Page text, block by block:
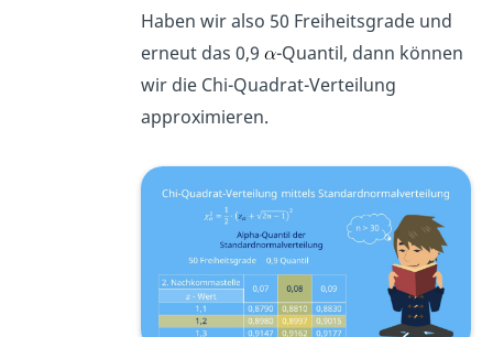
Haben wir also 50 Freiheitsgrade und
erneut das 0,9 -Quantil, dann können
wir die Chi-Quadrat-Verteilung
approximieren.